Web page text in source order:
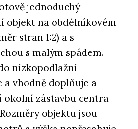
jednoduchý
objekt na obdélníkovém
stran 1:2) a s
s malým spádem.
nízkopodlažní
a vhodně doplňuje a
zástavbu centra
objektu jsou